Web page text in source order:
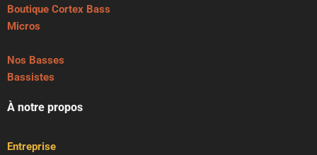
Boutique Cortex Bass
Micros
Nos Basses
Bassistes
À notre propos
Entreprise